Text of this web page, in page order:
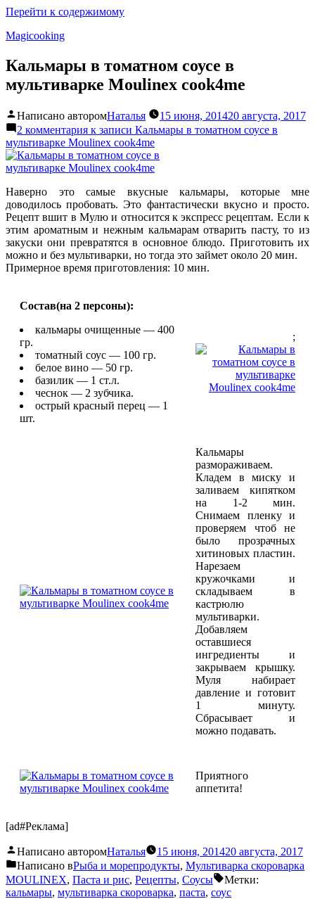
Перейти к содержимому
Magicooking
Кальмары в томатном соусе в
мультиварке Moulinex cook4me
Написано авторомНаталья 15 июня, 201420 августа, 2017
2 комментария к записи Кальмары в томатном соусе в
мультиварке Moulinex cook4me
Наверно это самые вкусные кальмары, которые мне
доводилось пробовать. Это фантастически вкусно и просто.
Рецепт вшит в Мулю и относится к экспресс рецептам. Если к
этим ароматным и нежным кальмарам отварить пасту, то из
закуски они превратятся в основное блюдо. Приготовить их
можно и без мультиварки, но тогда это займет около 20 мин.
Примерное время приготовления: 10 мин.
Состав(на 2 персоны):
кальмары очищенные — 400
гр.
томатный соус — 100 гр.
белое вино — 50 гр.
базилик — 1 ст.л.
чеснок — 2 зубчика.
острый красный перец — 1
шт.
;
Кальмары
размораживаем.
Кладем в миску и
заливаем кипятком
на 1-2 мин.
Снимаем пленку и
проверяем чтоб не
было прозрачных
хитиновых пластин.
Нарезаем
кружочками и
складываем в
кастрюлю
мультиварки.
Добавляем
оставшиеся
ингредиенты и
закрываем крышку.
Муля набирает
давление и готовит
1 минуту.
Сбрасывает и
можно подавать.
Приятного
аппетита!
[ad#Реклама]
Написано авторомНаталья 15 июня, 201420 августа, 2017
Написано вPыба и морепродукты, Мультиварка скороварка
MOULINEX, Паста и рис, Рецепты, Соусы
Метки:
кальмары, мультиварка скороварка, паста, соус